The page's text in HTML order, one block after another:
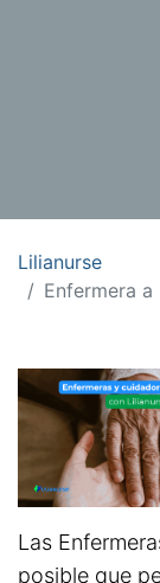
Lilianurse
Enfermera a
Las
posible que